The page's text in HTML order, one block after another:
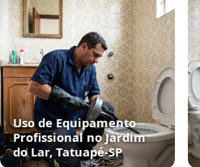
Uso de Equipamento
Profissional no Jardim
do Lar, Tatuapé‑SP